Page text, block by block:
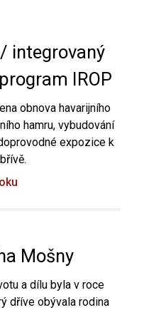
integrovaný
IROP
obnova havarijního
hamru, vybudování
expozice k
Mošny
a dílu byla v roce
dříve obývala rodina